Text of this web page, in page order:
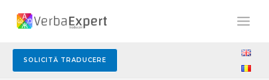
SOLICITĂ TRADUCERE